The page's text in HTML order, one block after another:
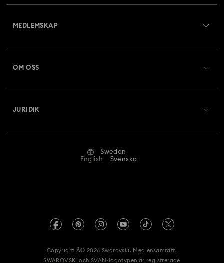
Returer och byten
Reparationsstatus
MEDLEMSKAP
OM OSS
JURIDIK
Samtyckesmeddelande gällande dataskydd
Sweden
English
Svenska
Copyright Â© 2026 Swarovski. Med ensamrätt.
SWAROVSKI och SVAN-logotypen är registrerade